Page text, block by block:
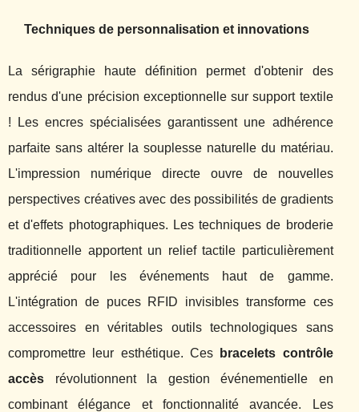
Techniques de personnalisation et innovations
La sérigraphie haute définition permet d'obtenir des
rendus d'une précision exceptionnelle sur support textile
! Les encres spécialisées garantissent une adhérence
parfaite sans altérer la souplesse naturelle du matériau.
L'impression numérique directe ouvre de nouvelles
perspectives créatives avec des possibilités de gradients
et d'effets photographiques. Les techniques de broderie
traditionnelle apportent un relief tactile particulièrement
apprécié pour les événements haut de gamme.
L'intégration de puces RFID invisibles transforme ces
accessoires en véritables outils technologiques sans
compromettre leur esthétique. Ces
bracelets contrôle
accès révolutionnent la gestion événementielle en
combinant élégance et fonctionnalité avancée. Les